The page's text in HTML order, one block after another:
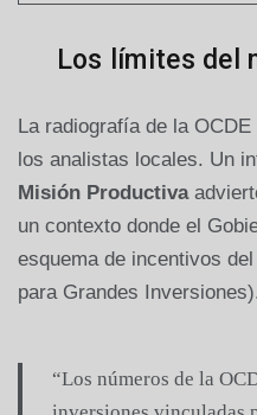
Los límites del
La radiografía de la
los analistas locales. Un
Misión Productiva
un contexto donde el
esquema de incentivos del
para Grandes
“Los números de la